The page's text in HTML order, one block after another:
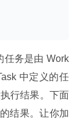
任务是由 Work
中定义的任
行结果。下面
结果。让你加